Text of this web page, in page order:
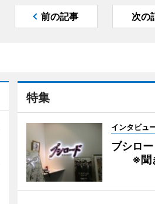
前の記事 次の
特集
インタビュ
ブシロ
※聞き